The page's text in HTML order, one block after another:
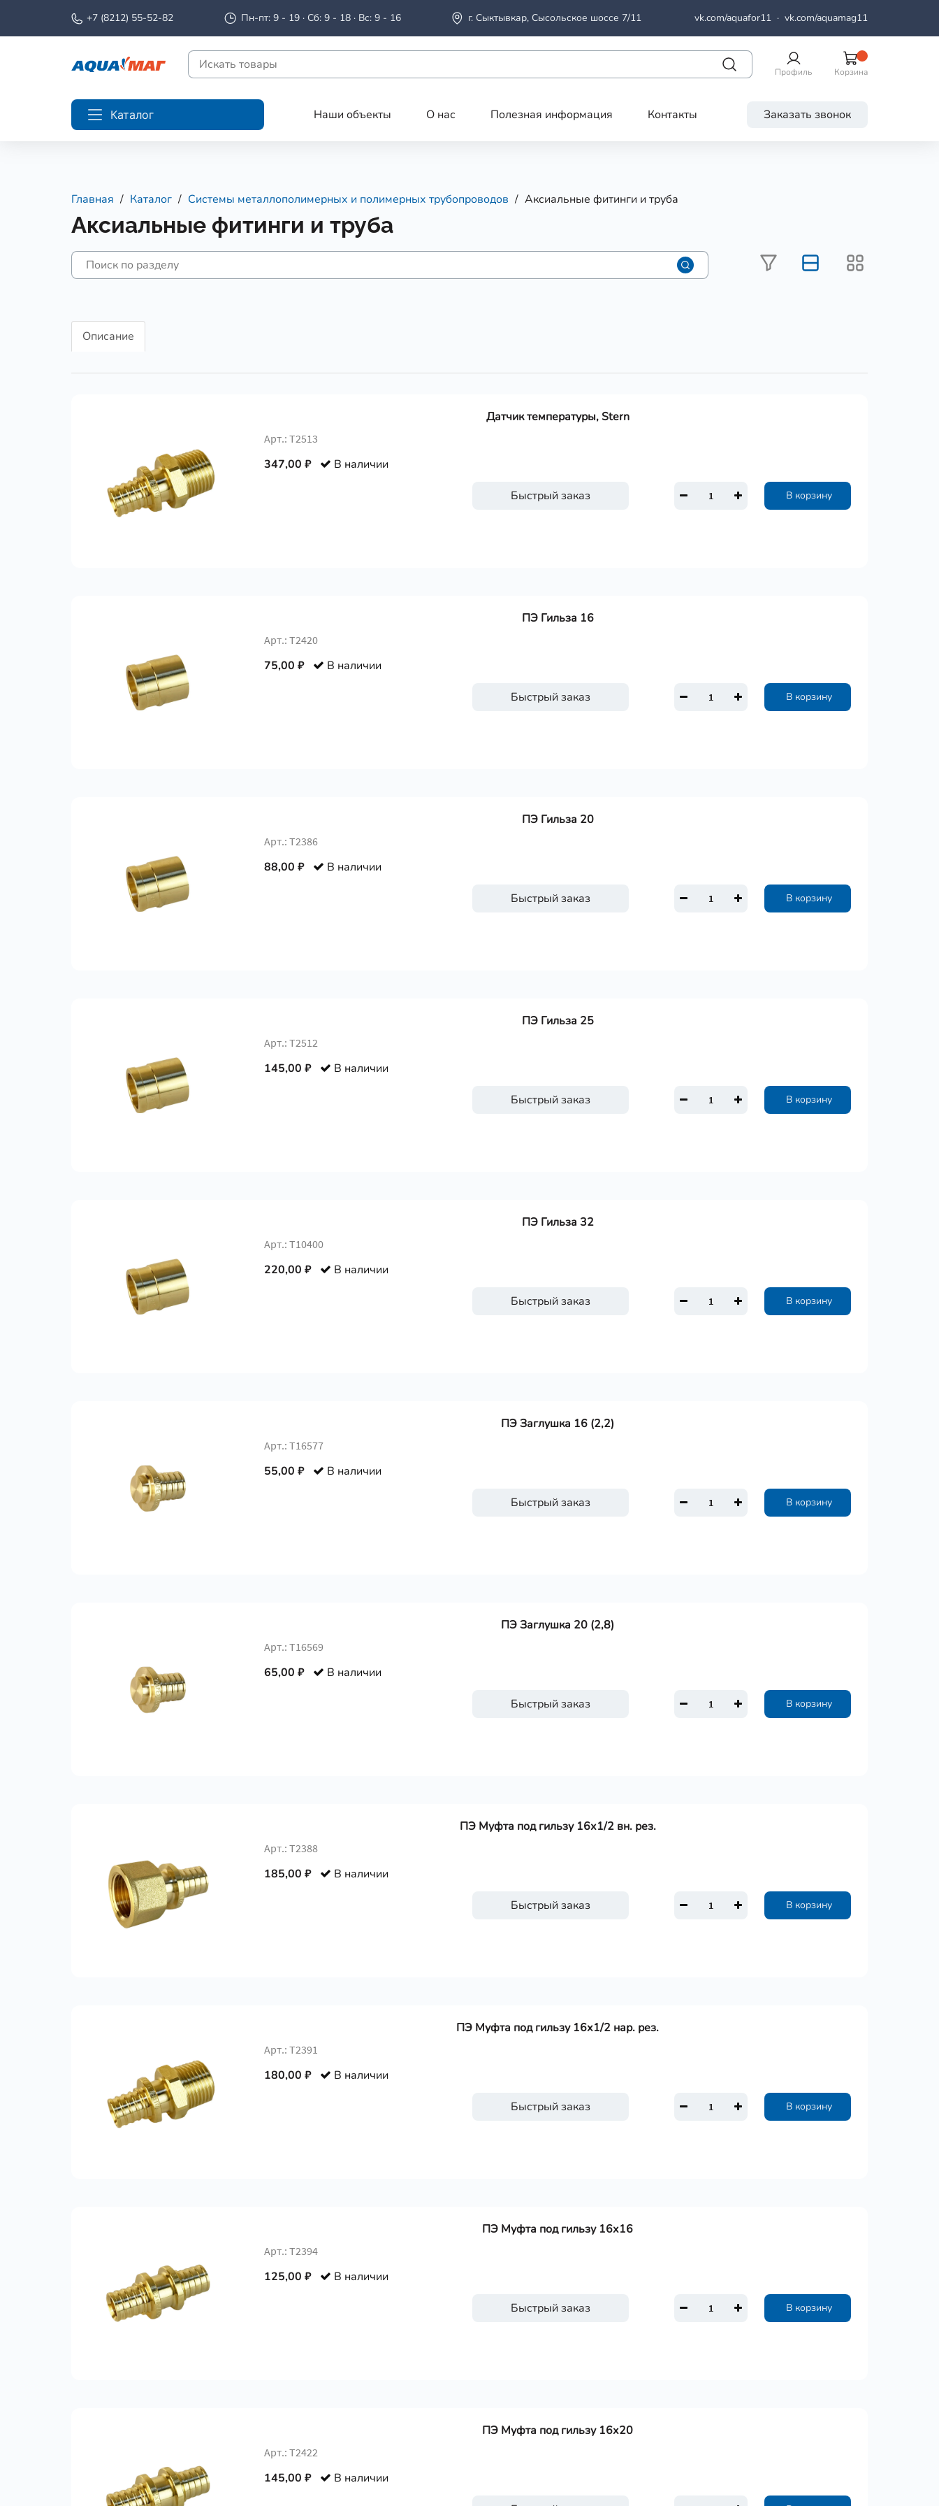
+7 (8212) 55-52-82 Пн-пт: 9 - 19 · Сб: 9 - 18 · Вс: 9 - 16 г. Сыктывкар, Сысольское шоссе 7/11 vk.com/aquafor11· vk.com/aquamag11
Профиль Корзина
Каталог Наши объекты О нас Полезная информация Контакты Заказать звонок
Главная Каталог Системы металлополимерных и полимерных трубопроводов Аксиальные фитинги и труба
Аксиальные фитинги и труба
Описание
Датчик температуры, Stern
Арт.: Т2513
Быстрый заказ В корзину
347,00 ₽ В наличии
ПЭ Гильза 16
Арт.: Т2420
Быстрый заказ В корзину
75,00 ₽ В наличии
ПЭ Гильза 20
Арт.: Т2386
Быстрый заказ В корзину
88,00 ₽ В наличии
ПЭ Гильза 25
Арт.: Т2512
Быстрый заказ В корзину
145,00 ₽ В наличии
ПЭ Гильза 32
Арт.: Т10400
Быстрый заказ В корзину
220,00 ₽ В наличии
ПЭ Заглушка 16 (2,2)
Арт.: Т16577
Быстрый заказ В корзину
55,00 ₽ В наличии
ПЭ Заглушка 20 (2,8)
Арт.: Т16569
Быстрый заказ В корзину
65,00 ₽ В наличии
ПЭ Муфта под гильзу 16х1/2 вн. рез.
Арт.: Т2388
Быстрый заказ В корзину
185,00 ₽ В наличии
ПЭ Муфта под гильзу 16х1/2 нар. рез.
Арт.: Т2391
Быстрый заказ В корзину
180,00 ₽ В наличии
ПЭ Муфта под гильзу 16х16
Арт.: Т2394
Быстрый заказ В корзину
125,00 ₽ В наличии
ПЭ Муфта под гильзу 16х20
Арт.: Т2422
145,00 ₽ В наличии